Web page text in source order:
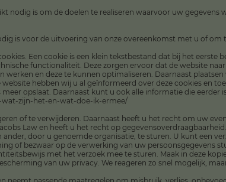
nodig is om de doelen te realiseren waarvoor uw
is voor de uitvoering van onze overeenkomst met u of
Een cookie is een klein tekstbestand dat bij het
functionaliteit. Deze zorgen ervoor dat de website
en deze te kunnen optimaliseren. Daarnaast
hebben wij u al geïnformeerd over deze cookies en
opslaat. Daarnaast kunt u ook alle informatie die
zijn-het-en-wat-doe-ik-ermee/
of te verwijderen. Daarnaast heeft u het recht om uw
Law en heeft u het recht op
door u genoemde organisatie, te sturen. U kunt een
of bezwaar op de verwerking van uw persoonsgegevens
met het verzoek mee te sturen. Maak in deze
van uw privacy. We reageren zo snel mogelijk,